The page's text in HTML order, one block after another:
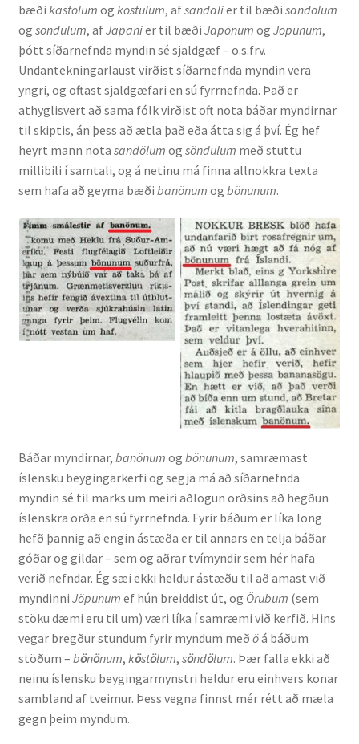
bæði kastölum og köstulum, afsandalier til bæði sandölum
og söndulum, afJapanier til bæði Japönum og Jöpunum,
þótt síðarnefnda myndin sé sjaldgæf – o.s.frv.
Undantekningarlaust virðist síðarnefnda myndin vera
yngri, og oftast sjaldgæfari en sú fyrrnefnda. Það er
athyglisvert að sama fólk virðist oft nota báðar myndirnar
til skiptis, án þess að ætla það eða átta sig á því. Ég hef
heyrt mann nota sandölum og söndulum með stuttu
millibili í samtali, og á netinu má finna allnokkra texta
sem hafa að geyma bæði banönum og bönunum.
Báðar myndirnar, banönum og bönunum, samræmast
íslensku beygingarkerfi og segja má að síðarnefnda
myndin sé til marks um meiri aðlögun orðsins að hegðun
íslenskra orða en sú fyrrnefnda. Fyrir báðum er líka löng
hefð þannig að engin ástæða er til annars en telja báðar
góðar og gildar – sem og aðrar tvímyndir sem hér hafa
verið nefndar. Ég sæi ekki heldur ástæðu til að amast við
myndinni Jöpunum ef hún breiddist út, og Örubum (sem
stöku dæmi eru til um) væri líka í samræmi við kerfið. Hins
vegar bregður stundum fyrir myndum með öá báðum
stöðum – bönönum, köstölum, söndölum. Þær falla ekki að
neinu íslensku beygingarmynstri heldur eru einhvers konar
sambland af tveimur. Þess vegna finnst mér rétt að mæla
gegn þeim myndum.